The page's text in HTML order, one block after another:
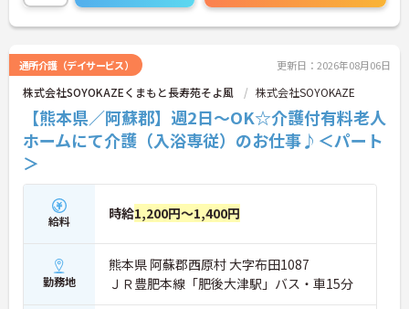
詳細をお話いたしますので、お気軽にご相談くださ
い。
通所介護（デイサービス） 更新日：2026年08月06日
株式会社SOYOKAZEくまもと長寿苑そよ風 株式会社SOYOKAZE
【熊本県／阿蘇郡】週2日～OK☆介護付有料老人
ホームにて介護（入浴専従）のお仕事♪＜パート
＞
給料 時給1,200円～1,400円
勤務地
熊本県 阿蘇郡西原村 大字布田1087
ＪＲ豊肥本線「肥後大津駅」バス・車15分